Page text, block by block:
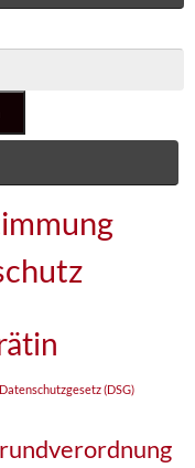
Datenschutzgesetz (DSG)